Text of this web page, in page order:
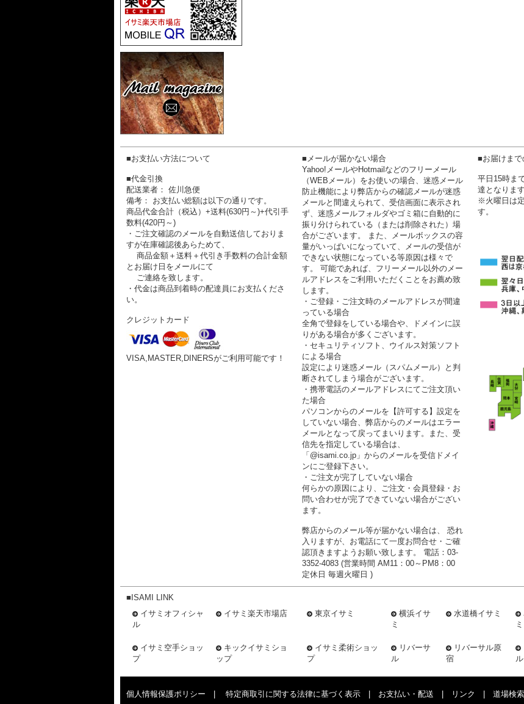
■お支払い方法について
■代金引換
配送業者： 佐川急便
備考： お支払い総額は以下の通りです。
商品代金合計（税込）+送料(630円～)+代引手
数料(420円～)
・ご注文確認のメールを自動送信しておりま
すが在庫確認後あらためて、
商品金額＋送料＋代引き手数料の合計金額
とお届け日をメールにて
ご連絡を致します。
・代金は商品到着時の配達員にお支払くださ
い。
クレジットカード
VISA,MASTER,DINERSがご利用可能です！
■メールが届かない場合
Yahoo!メールやHotmailなどのフリーメール
（WEBメール）をお使いの場合、迷惑メール
防止機能により弊店からの確認メールが迷惑
メールと間違えられて、受信画面に表示され
ず、迷惑メールフォルダやゴミ箱に自動的に
振り分けられている（または削除された）場
合がございます。 また、メールボックスの容
量がいっぱいになっていて、メールの受信が
できない状態になっている等原因は様々で
す。 可能であれば、フリーメール以外のメー
ルアドレスをご利用いただくことをお薦め致
します。
・ご登録・ご注文時のメールアドレスが間違
っている場合
全角で登録をしている場合や、ドメインに誤
りがある場合が多くございます。
・セキュリティソフト、ウイルス対策ソフト
による場合
設定により迷惑メール（スパムメール）と判
断されてしまう場合がございます。
・携帯電話のメールアドレスにてご注文頂い
た場合
パソコンからのメールを【許可する】設定を
していない場合、弊店からのメールはエラー
メールとなって戻ってまいります。また、受
信先を指定している場合は、
「@isami.co.jp」からのメールを受信ドメイ
ンにご登録下さい。
・ご注文が完了していない場合
何らかの原因により、ご注文・会員登録・お
問い合わせが完了できていない場合がござい
ます。
弊店からのメール等が届かない場合は、 恐れ
入りますが、お電話にて一度お問合せ・ご確
認頂きますようお願い致します。 電話：03-
3352-4083 (営業時間 AM11：00～PM8：00
定休日 毎週火曜日 )
■お届けまで
平日15時ま
達となります
※火曜日は
す。
■ISAMI LINK
イサミオフィシャ
ル
イサミ楽天市場店 東京イサミ
横浜イサ
ミ
水道橋イサミ
ミ
イサミ空手ショッ
プ
キックイサミショ
ップ
イサミ柔術ショッ
プ
リバーサ
ル
リバーサル原
宿
ル
個人情報保護ポリシー 特定商取引に関する法律に基づく表示 お支払い・配送 リンク 道場検索